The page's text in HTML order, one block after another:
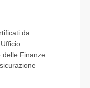
da
delle Finanze